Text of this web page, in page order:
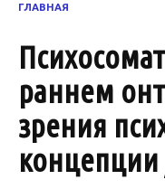
ГЛАВНАЯ
раннем
зрения